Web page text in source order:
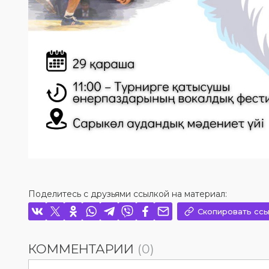
Поделитесь с друзьями ссылкой на материал:
Скопировать
КОММЕНТАРИИ (0)